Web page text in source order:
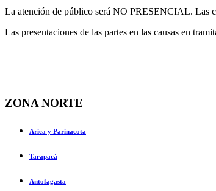
La atención de público será NO PRESENCIAL. Las
Las presentaciones de las partes en las causas en
ZONA NORTE
Arica y Parinacota
Tarapacá
Antofagasta